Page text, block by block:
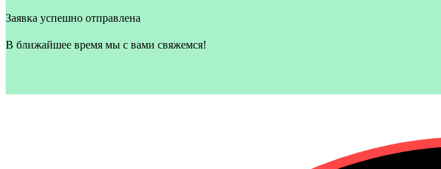
Заявка успешно отправлена
В ближайшее время мы с вами свяжемся!